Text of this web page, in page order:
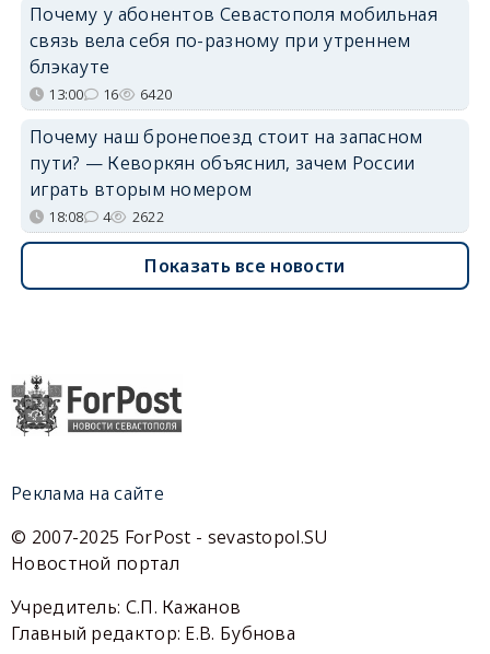
Почему у абонентов Севастополя мобильная
связь вела себя по-разному при утреннем
блэкауте
13:00 16 6420
Почему наш бронепоезд стоит на запасном
пути? — Кеворкян объяснил, зачем России
играть вторым номером
18:08 4 2622
Показать все новости
Реклама на сайте
© 2007-2025 ForPost - sevastopol.SU
Новостной портал
Учредитель: С.П. Кажанов
Главный редактор: Е.В. Бубнова